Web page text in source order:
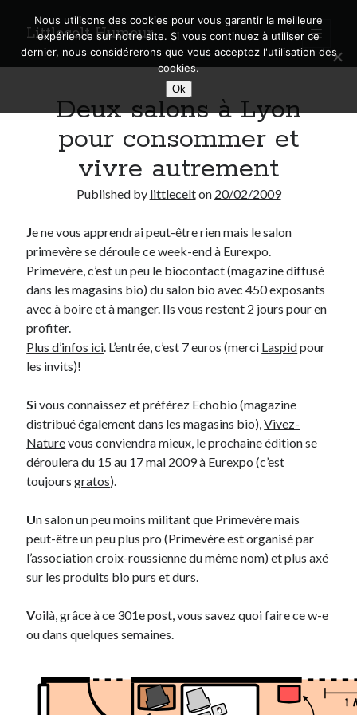
Littlecelt Humeur
open
primary
menu
Sidebar
Search
Municipales 2026 : Lyon, Métropole et Caluire, mon choix pour l’avenir
Explorez les Chemins Enchantés à Vélo : Aventures Familiales près de
Lyon !
Quel Lyonnais es-tu, Renaud Ducher ?
A quand une véritable place pour le vélo à Caluire dans la Métropole de
Comment je vis ma vie sur un vélo
Derniers Commentaires
Entretien ménagerdansT’as vu quoi ? #52
JFdansC’était pas mieux avant… à Lyon
littleceltdansComment j’ai opéré ma vélorution toute personnelle
AnthonydansComment j’ai opéré ma vélorution toute personnelle
personnelle
Commentaires récents
JFdansC’était pas mieux avant… à Lyon
littleceltdansComment j’ai opéré ma vélorution toute personnelle
Renaud DucherdansComment j’ai opéré ma vélorution toute
Deux salons à Lyon
pour consommer et
vivre autrement
Published by littlecelton 20/02/2009
Je ne vous apprendrai peut-être rien mais le salon
primevère se déroule ce week-end à Eurexpo.
Primevère, c’est un peu le biocontact (magazine diffusé
dans les magasins bio) du salon bio avec 450 exposants
avec à boire et à manger. Ils vous restent 2 jours pour en
profiter.
Plus d’infos ici. L’entrée, c’est 7 euros (merci Laspidpour
les invits)!
Si vous connaissez et préférez Echobio (magazine
distribué également dans les magasins bio),Vivez-
Naturevous conviendra mieux, le prochaine édition se
déroulera du 15 au 17 mai 2009 à Eurexpo (c’est
toujoursgratos).
Un salon un peu moins militant que Primevère mais
peut-être un peu plus pro (Primevère est organisé par
l’association croix-roussienne du même nom) et plus axé
sur les produits bio purs et durs.
Voilà, grâce à ce 301e post, vous savez quoi faire ce w-e
ou dans quelques semaines.
Nous utilisons des cookies pour vous garantir la meilleure
expérience sur notre site. Si vous continuez à utiliser ce
dernier, nous considérerons que vous acceptez l'utilisation des
cookies.
Ok